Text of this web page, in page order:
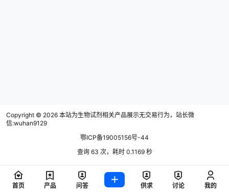
Copyright © 2026 本站为生物试剂相关产品展示无交易行为，站长微
信:wuhan9129
鄂ICP备19005156号-44
查询 63 次，耗时 0.1169 秒
首页 产品 问答 供求 讨论 我的